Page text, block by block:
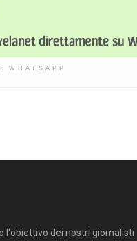
WHATSAPP
l'obiettivo dei nostri giornalisti